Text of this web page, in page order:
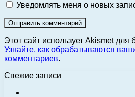
Уведомлять меня о новых
Этот сайт использует Akismet
Узнайте, как обрабатываются
комментариев.
Свежие записи